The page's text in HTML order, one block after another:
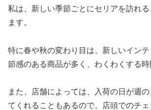
私は、新しい季節ごとにセリアを訪れ
ます。
特に春や秋の変わり目は、新しいイン
節感のある商品が多く、わくわくする時
また、店舗によっては、入荷の日が週
てくれることもあるので、店頭でのチ